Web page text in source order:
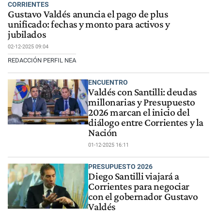
CORRIENTES
Gustavo Valdés anuncia el pago de plus
unificado: fechas y monto para activos y
jubilados
02-12-2025 09:04
REDACCIÓN PERFIL NEA
ENCUENTRO
Valdés con Santilli: deudas
millonarias y Presupuesto
2026 marcan el inicio del
diálogo entre Corrientes y la
Nación
01-12-2025 16:11
PRESUPUESTO 2026
Diego Santilli viajará a
Corrientes para negociar
con el gobernador Gustavo
Valdés